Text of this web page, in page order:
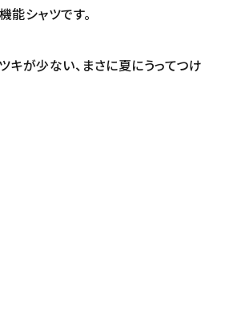
シャツです。
キが少ない、まさに夏にうってつけ